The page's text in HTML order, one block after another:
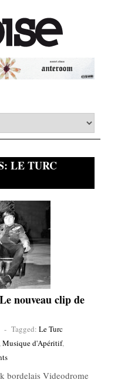
LE TURC
nouveau clip de
- Tagged: Le Turc
,Musique d'Apéritif,
bordelais Videodrome